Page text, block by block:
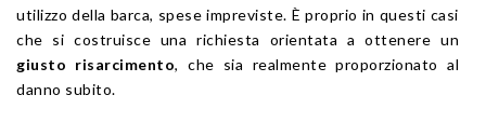
utilizzo della barca, spese impreviste. È proprio in questi casi
che si costruisce una richiesta orientata a ottenere un
giusto risarcimento, che sia realmente proporzionato al
danno subito.